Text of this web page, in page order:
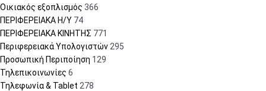
Οικιακός εξοπλισμός 366
ΠΕΡΙΦΕΡΕΙΑΚΑ Η/Υ 74
ΠΕΡΙΦΕΡΕΙΑΚΑ ΚΙΝΗΤΗΣ 771
Περιφερειακά Υπολογιστών295
Προσωπική Περιποίηση 129
Τηλεπικοινωνίες 6
Τηλεφωνία & Tablet 278